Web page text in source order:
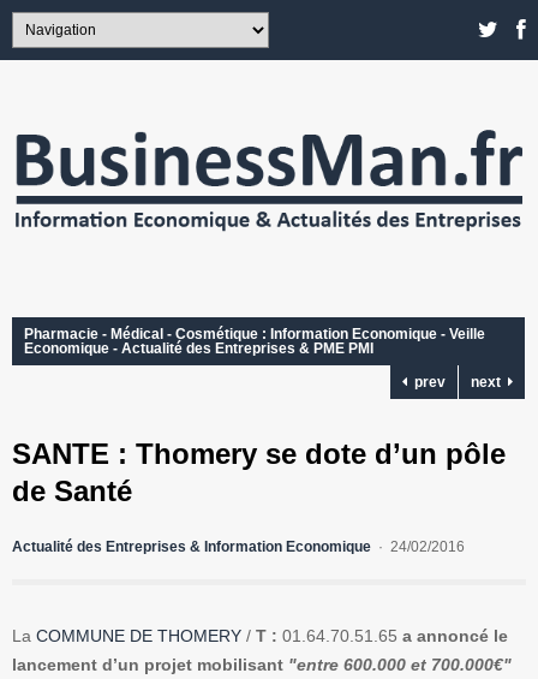
Pharmacie - Médical - Cosmétique : Information Economique - Veille
Economique - Actualité des Entreprises & PME PMI
prev
next
SANTE : Thomery se dote d’un pôle
de Santé
Actualité des Entreprises & Information Economique 24/02/2016
La COMMUNE DE THOMERY / T : 01.64.70.51.65 a annoncé le
lancement d’un projet mobilisant "entre 600.000 et 700.000€"